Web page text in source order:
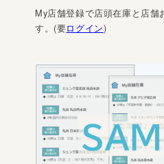
My店舗登録で店頭在庫と店舗
す。(要ログイン)